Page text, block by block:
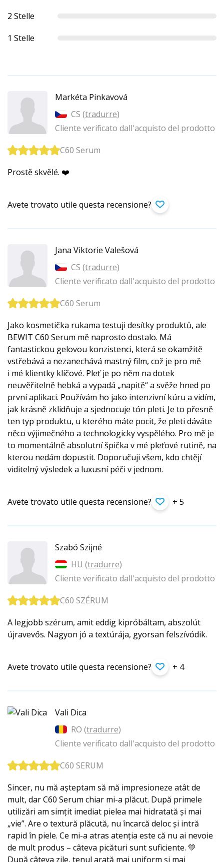
2 Stelle
1 Stelle
Markéta Pinkavová
CS (tradurre)
Cliente verificato dall'acquisto del prodotto
C60 Serum
Prostě skvělé. ❤️
Avete trovato utile questa recensione?
Jana Viktorie Valešová
CS (tradurre)
Cliente verificato dall'acquisto del prodotto
C60 Serum
Jako kosmetička rukama testuji desítky produktů, ale
BEWIT C60 Serum mě naprosto dostalo. Má
fantastickou gelovou konzistenci, která se okamžitě
vstřebává a nezanechává mastný film, což je pro mě
i mé klientky klíčové. Pleť je po něm na dotek
neuvěřitelně hebká a vypadá „napitě“ a svěže hned po
první aplikaci. Používám ho jako intenzivní kúru a vidím,
jak krásně zklidňuje a sjednocuje tón pleti. Je to přesně
ten typ produktu, u kterého máte pocit, že pleti dáváte
něco výjimečného a technologicky vyspělého. Pro mě je
to momentálně absolutní špička v mé pleťové rutině, na
kterou nedám dopustit. Doporučuji všem, kdo chtějí
viditelný výsledek a luxusní péči v jednom.
Avete trovato utile questa recensione? + 5
Szabó Szijné
HU (tradurre)
Cliente verificato dall'acquisto del prodotto
C60 SZÉRUM
A legjobb szérum, amit eddig kipróbáltam, abszolút
újravevős. Nagyon jó a textúrája, gyorsan felszívódik.
Avete trovato utile questa recensione? + 4
Vali Dica
RO (tradurre)
Cliente verificato dall'acquisto del prodotto
C60 SERUM
Sincer, nu mă așteptam să mă impresioneze atât de
mult, dar C60 Serum chiar mi-a plăcut. După primele
utilizări am simțit imediat pielea mai hidratată și mai
„vie”. Are o textură plăcută, nu încarcă deloc și intră
rapid în piele. Ce mi-a atras atenția este că nu ai nevoie
de mult produs – câteva picături sunt suficiente. 💛
După câteva zile, tenul arată mai uniform și mai